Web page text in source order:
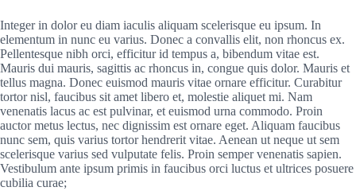
Integer in dolor eu diam iaculis aliquam scelerisque eu ipsum. In
elementum in nunc eu varius. Donec a convallis elit, non rhoncus ex.
Pellentesque nibh orci, efficitur id tempus a, bibendum vitae est.
Mauris dui mauris, sagittis ac rhoncus in, congue quis dolor. Mauris et
tellus magna. Donec euismod mauris vitae ornare efficitur. Curabitur
tortor nisl, faucibus sit amet libero et, molestie aliquet mi. Nam
venenatis lacus ac est pulvinar, et euismod urna commodo. Proin
auctor metus lectus, nec dignissim est ornare eget. Aliquam faucibus
nunc sem, quis varius tortor hendrerit vitae. Aenean ut neque ut sem
scelerisque varius sed vulputate felis. Proin semper venenatis sapien.
Vestibulum ante ipsum primis in faucibus orci luctus et ultrices posuere
cubilia curae;